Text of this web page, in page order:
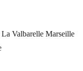
Valbarelle Marseille